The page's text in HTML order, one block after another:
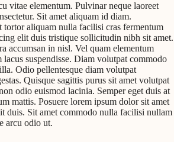
vitae elementum. Pulvinar neque laoreet
Sit amet aliquam id diam.
tortor aliquam nulla facilisi cras fermentum
elit duis tristique sollicitudin nibh sit amet.
accumsan in nisl. Vel quam elementum
suspendisse. Diam volutpat commodo
Odio pellentesque diam volutpat
Quisque sagittis purus sit amet volutpat
odio euismod lacinia. Semper eget duis at
mattis. Posuere lorem ipsum dolor sit amet
duis. Sit amet commodo nulla facilisi nullam
arcu odio ut.